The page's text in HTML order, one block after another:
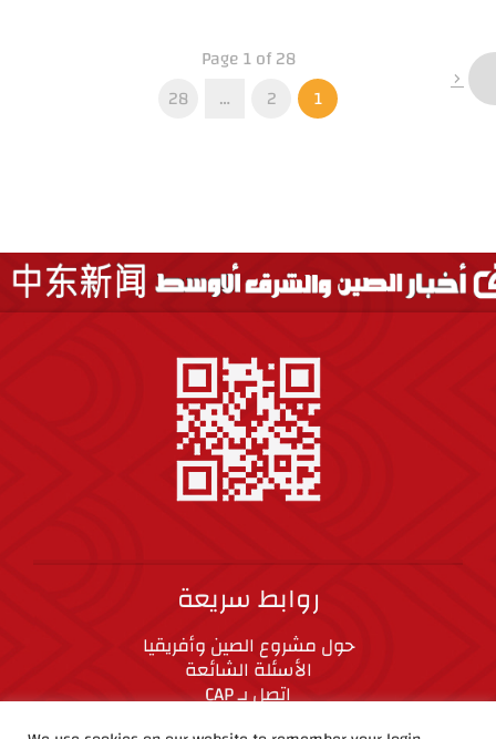
Page 1 of 28
1
2
…
28
روابط سريعة
حول مشروع الصين وأفريقيا
الأسئلة الشائعة
اتصل بـ CAP